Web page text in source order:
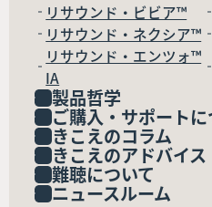
リサウンド・ビビア™
リサウンド・ネクシア™
リサウンド・エンツォ™
IA
製品哲学
ご購入・サポートに
きこえのコラム
きこえのアドバイス
難聴について
ニュースルーム